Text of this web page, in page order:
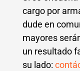
cargo por
dude en
mayores
un resultado
su lado: